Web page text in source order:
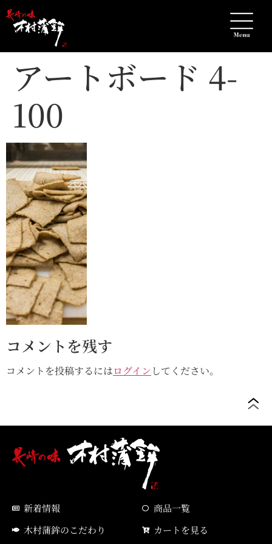
アートボード 4-
100
コメントを残す
コメントを投稿するにはログインしてください。
新着情報
木村蒲鉾のこだわり
商品一覧
カートを見る